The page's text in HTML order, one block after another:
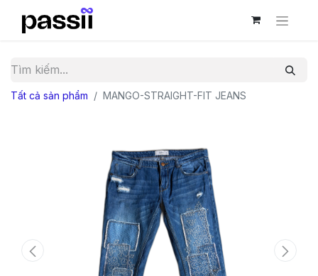
Tất cả sản phẩm MANGO-STRAIGHT-FIT JEANS